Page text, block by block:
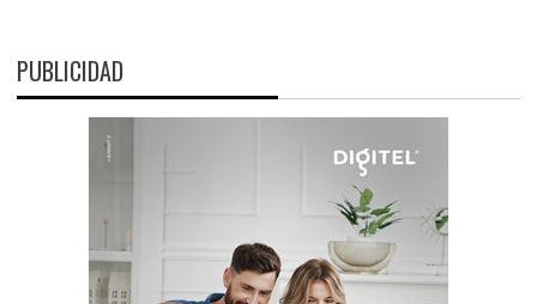
PUBLICIDAD